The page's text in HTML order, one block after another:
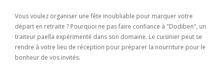
Vous voulez organiser une fête inoubliable pour marquer votre
départ en retraite ? Pourquoi ne pas faire confiance à "Dodiben", un
traiteur paella expérimenté dans son domaine. Le cuisinier peut se
rendre à votre lieu de réception pour préparer la nourriture pour le
bonheur de vos invités.